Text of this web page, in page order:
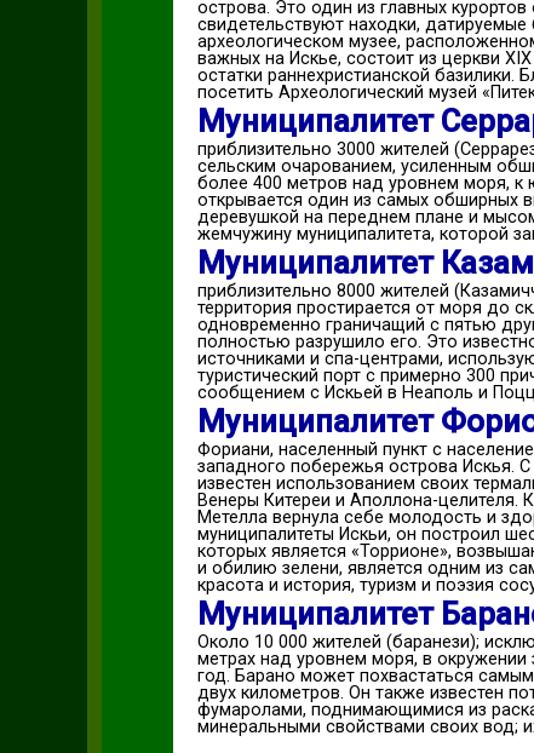
острова. Это один из главных
свидетельствуют находки,
археологическом музее,
важных на Искье, состоит из церкви
остатки раннехристианской базилики.
посетить Археологический музей
Муниципалитет
приблизительно 3000 жителей
сельским очарованием, усиленным
более 400 метров над уровнем моря, к
открывается один из самых обширных
деревушкой на переднем плане и
жемчужину муниципалитета, которой
Муниципалитет
приблизительно 8000 жителей
территория простирается от моря до
одновременно граничащий с пятью
полностью разрушило его. Это
источниками и спа-центрами,
туристический порт с примерно 300
сообщением с Искьей в Неаполь и
Муниципалитет
Фориани, населенный пункт с
западного побережья острова Искья.
известен использованием своих
Венеры Китереи и Аполлона-целителя.
Метелла вернула себе молодость и
муниципалитеты Искьи, он построил
которых является «Торрионе»,
и обилию зелени, является одним из
красота и история, туризм и поэзия
Муниципалитет
Около 10 000 жителей (баранези);
метрах над уровнем моря, в окружении
год. Барано может похвастаться
двух километров. Он также известен
фумаролами, поднимающимися из
минеральными свойствами своих вод;